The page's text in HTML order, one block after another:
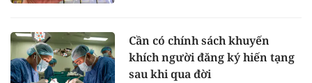
Cần có chính sách khuyến
khích người đăng ký hiến tạng
sau khi qua đời